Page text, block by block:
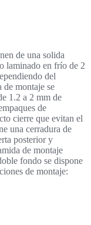
de una solida
laminado en frío de 2
del
de montaje se
1.2 a 2 mm de
de
cierre que evitan el
una cerradura de
posterior y
de montaje
fondo se dispone
de montaje: